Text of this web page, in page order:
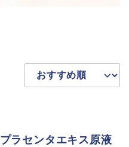
プラセンタエキス原液